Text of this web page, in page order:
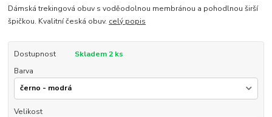
Dámská trekingová obuv s voděodolnou membránou a pohodlnou širší
špičkou. Kvalitní česká obuv. celý popis
Dostupnost
Skladem 2 ks
Barva
Velikost